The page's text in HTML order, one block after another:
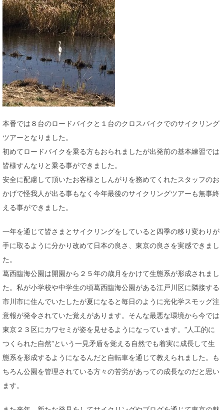
本番では８台のロードバイクと１台のクロスバイクでのサイクリング
ツアーとなりました。
初めてロードバイクを乗る方もおられましたが出発前の基本練習では
皆様すんなりと乗る事ができました。
安全に配慮して頂いたお客様としんがりを務めてくれたスタッフのお
かげで怪我人が出る事もなく今年最後のサイクリングツアーも無事終
える事ができました。
一年を通じて皆さまとサイクリングをしていると四季の移り変わりが
手に取るように分かり改めて日本の良さ、東京の良さを実感できまし
た。
葛西臨海公園は開園から２５年の歳月をかけて生態系が形成されまし
た。私が小学校や中学生の頃葛西臨海公園がある江戸川区に隣接する
市川市に住んでいたしたが夏になると毎日のように光化学スモッグ注
意報が発令されていた覚えがあります。そんな最悪な環境から今では
東京２３区にカワセミが姿を見せるようになっています。”人工的に
つくられた自然”という一見矛盾を覚える自然でも着実に成長して生
態系を形成するようになるんだと自転車を通じて教えられました。も
ちろん公園を管理されている方々の苦労があっての成長なのだと思い
ます。